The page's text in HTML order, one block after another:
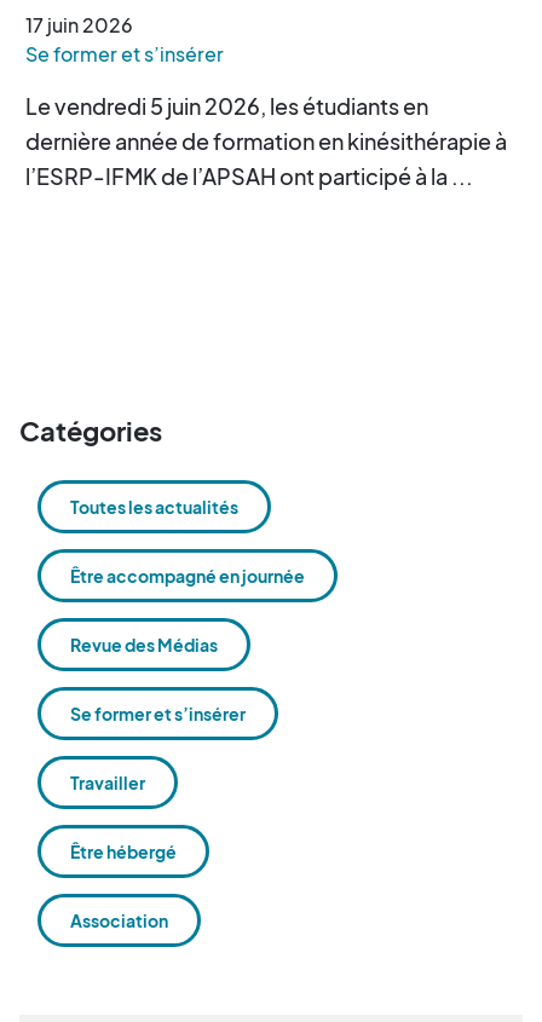
17juin2026
Se former et s’insérer
Le vendredi 5 juin 2026, les étudiants en
dernière année de formation en kinésithérapie à
l’ESRP-IFMK de l’APSAH ont participé à la ...
Catégories
Toutes les actualités
Être accompagné en journée
Revue des Médias
Se former et s’insérer
Travailler
Être hébergé
Association